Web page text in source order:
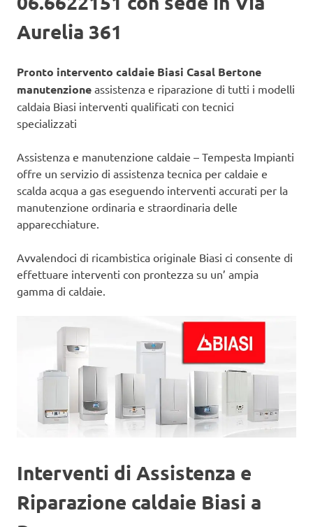
Aurelia 361
Pronto intervento caldaie Biasi Casal Bertone
manutenzione assistenza e riparazione di tutti i modelli
caldaia Biasi interventi qualificati con tecnici
specializzati
Assistenza e manutenzione caldaie – Tempesta Impianti
offre un servizio di assistenza tecnica per caldaie e
scalda acqua a gas eseguendo interventi accurati per la
manutenzione ordinaria e straordinaria delle
apparecchiature.
Avvalendoci di ricambistica originale Biasi ci consente di
effettuare interventi con prontezza su un’ ampia
gamma di caldaie.
Interventi di Assistenza e
Riparazione caldaie Biasi a